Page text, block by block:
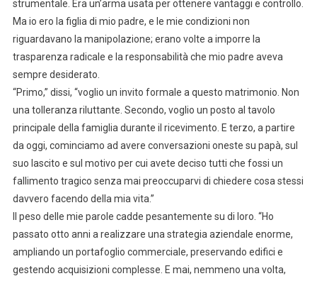
strumentale. Era un’arma usata per ottenere vantaggi e controllo.
Ma io ero la figlia di mio padre, e le mie condizioni non
riguardavano la manipolazione; erano volte a imporre la
trasparenza radicale e la responsabilità che mio padre aveva
sempre desiderato.
“Primo,” dissi, “voglio un invito formale a questo matrimonio. Non
una tolleranza riluttante. Secondo, voglio un posto al tavolo
principale della famiglia durante il ricevimento. E terzo, a partire
da oggi, cominciamo ad avere conversazioni oneste su papà, sul
suo lascito e sul motivo per cui avete deciso tutti che fossi un
fallimento tragico senza mai preoccuparvi di chiedere cosa stessi
davvero facendo della mia vita.”
Il peso delle mie parole cadde pesantemente su di loro. “Ho
passato otto anni a realizzare una strategia aziendale enorme,
ampliando un portafoglio commerciale, preservando edifici e
gestendo acquisizioni complesse. E mai, nemmeno una volta,